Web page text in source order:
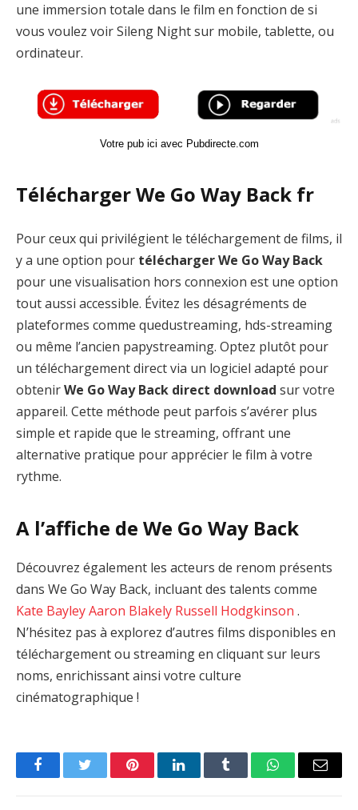
une immersion totale dans le film en fonction de si
vous voulez voir Sileng Night sur mobile, tablette, ou
ordinateur.
Votre pub ici avec Pubdirecte.com
Télécharger We Go Way Back fr
Pour ceux qui privilégient le téléchargement de films, il
y a une option pour télécharger We Go Way Back
pour une visualisation hors connexion est une option
tout aussi accessible. Évitez les désagréments de
plateformes comme quedustreaming, hds-streaming
ou même l’ancien papystreaming. Optez plutôt pour
un téléchargement direct via un logiciel adapté pour
obtenirWe Go Way Back direct download sur votre
appareil. Cette méthode peut parfois s’avérer plus
simple et rapide que le streaming, offrant une
alternative pratique pour apprécier le film à votre
rythme.
A l’affiche de We Go Way Back
Découvrez également les acteurs de renom présents
dans We Go Way Back, incluant des talents comme
Kate BayleyAaron Blakely Russell Hodgkinson .
N’hésitez pas à explorez d’autres films disponibles en
téléchargement ou streaming en cliquant sur leurs
noms, enrichissant ainsi votre culture
cinématographique !
FacebookTwitter PinterestLinkedInTumblr WhatsAppEmail